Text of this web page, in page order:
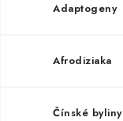
SLEVY, AKCE
BESTSELLERY
Adaptogeny
Afrodiziaka
Čínské byliny